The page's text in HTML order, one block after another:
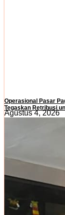
Operasional Pasar
Tegaskan Retribusi
Agustus 4, 2026